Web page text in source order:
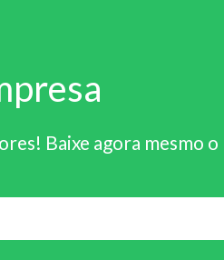
Baixe agora mesmo o